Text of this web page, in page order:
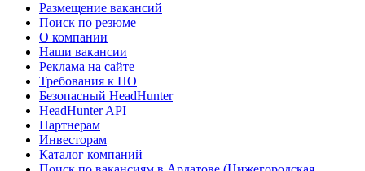
Размещение вакансий
Поиск по резюме
О компании
Наши вакансии
Реклама на сайте
Требования к ПО
Безопасный HeadHunter
HeadHunter API
Партнерам
Инвесторам
Каталог компаний